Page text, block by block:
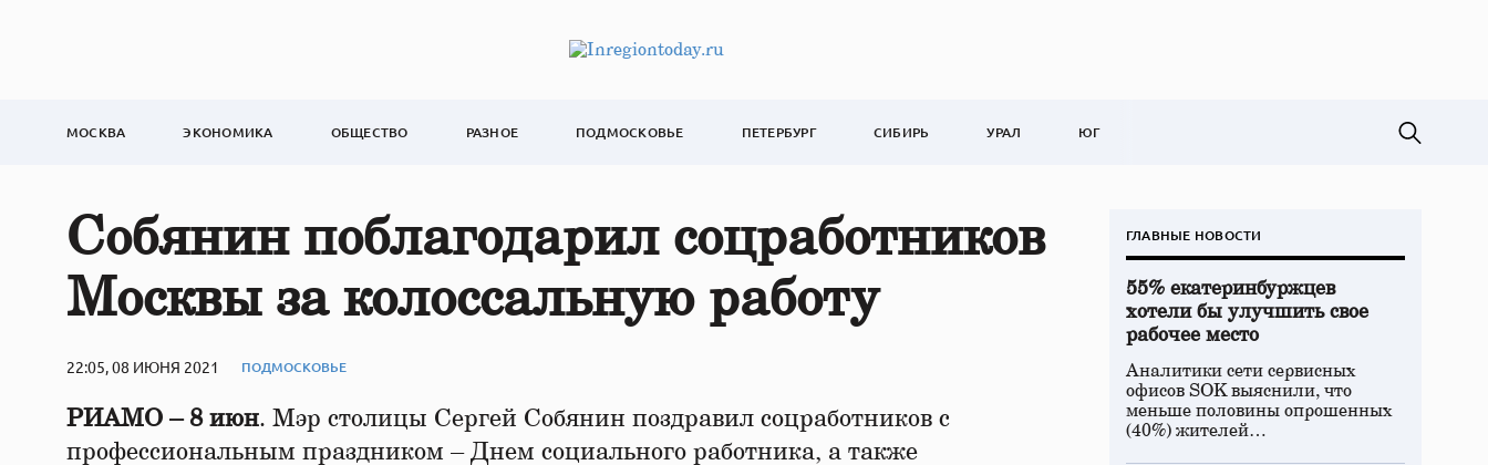
МОСКВА ЭКОНОМИКА ОБЩЕСТВО РАЗНОЕ ПОДМОСКОВЬЕ ПЕТЕРБУРГ СИБИРЬ УРАЛ ЮГ
Собянин поблагодарил соцработников
Москвы за колоссальную работу
22:05, 08 ИЮНЯ 2021 ПОДМОСКОВЬЕ
РИАМО – 8 июн. Мэр столицы Сергей Собянин поздравил соцработников с
профессиональным праздником – Днем социального работника, а также
ГЛАВНЫЕ НОВОСТИ
55% екатеринбуржцев
хотели бы улучшить свое
рабочее место
Аналитики сети сервисных
офисов SOK выяснили, что
меньше половины опрошенных
(40%) жителей…